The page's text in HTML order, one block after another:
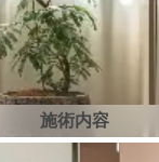
施術内容